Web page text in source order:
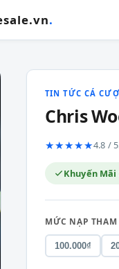
.
TIN TỨC CÁ
Chris
★★★★★4.8 /
Khuyến Mãi
MỨC NẠP THAM
100.000₫